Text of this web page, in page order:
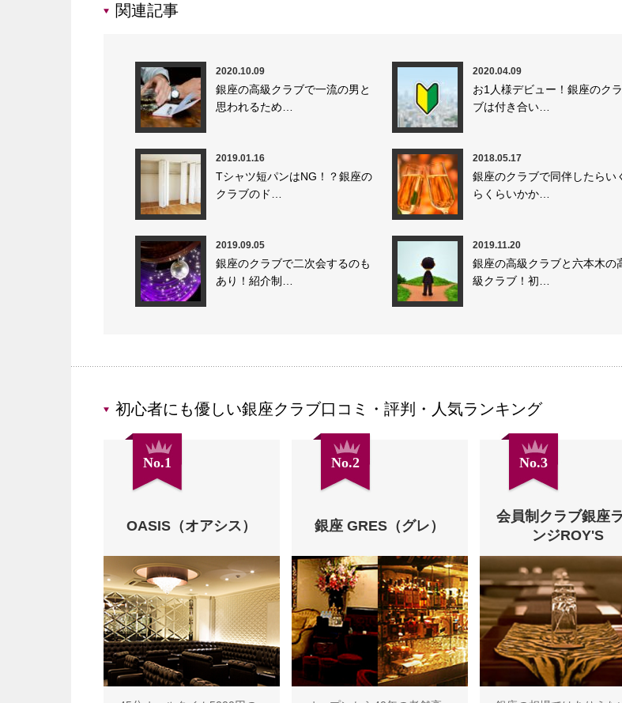
関連記事
2020.10.09
銀座の高級クラブで一流の男と
思われるため…
2020.04.09
お1人様デビュー！銀座のクラ
ブは付き合い…
2019.01.16
Tシャツ短パンはNG！？銀座の
クラブのド…
2018.05.17
銀座のクラブで同伴したらい
らくらいかか…
2019.09.05
銀座のクラブで二次会するのも
あり！紹介制…
2019.11.20
銀座の高級クラブと六本木の
級クラブ！初…
初心者にも優しい銀座クラブ口コミ・評判・人気ランキング
No.1
OASIS（オアシス）
No.2
銀座 GRES（グレ）
No.3
会員制クラブ銀座
ンジROY'S